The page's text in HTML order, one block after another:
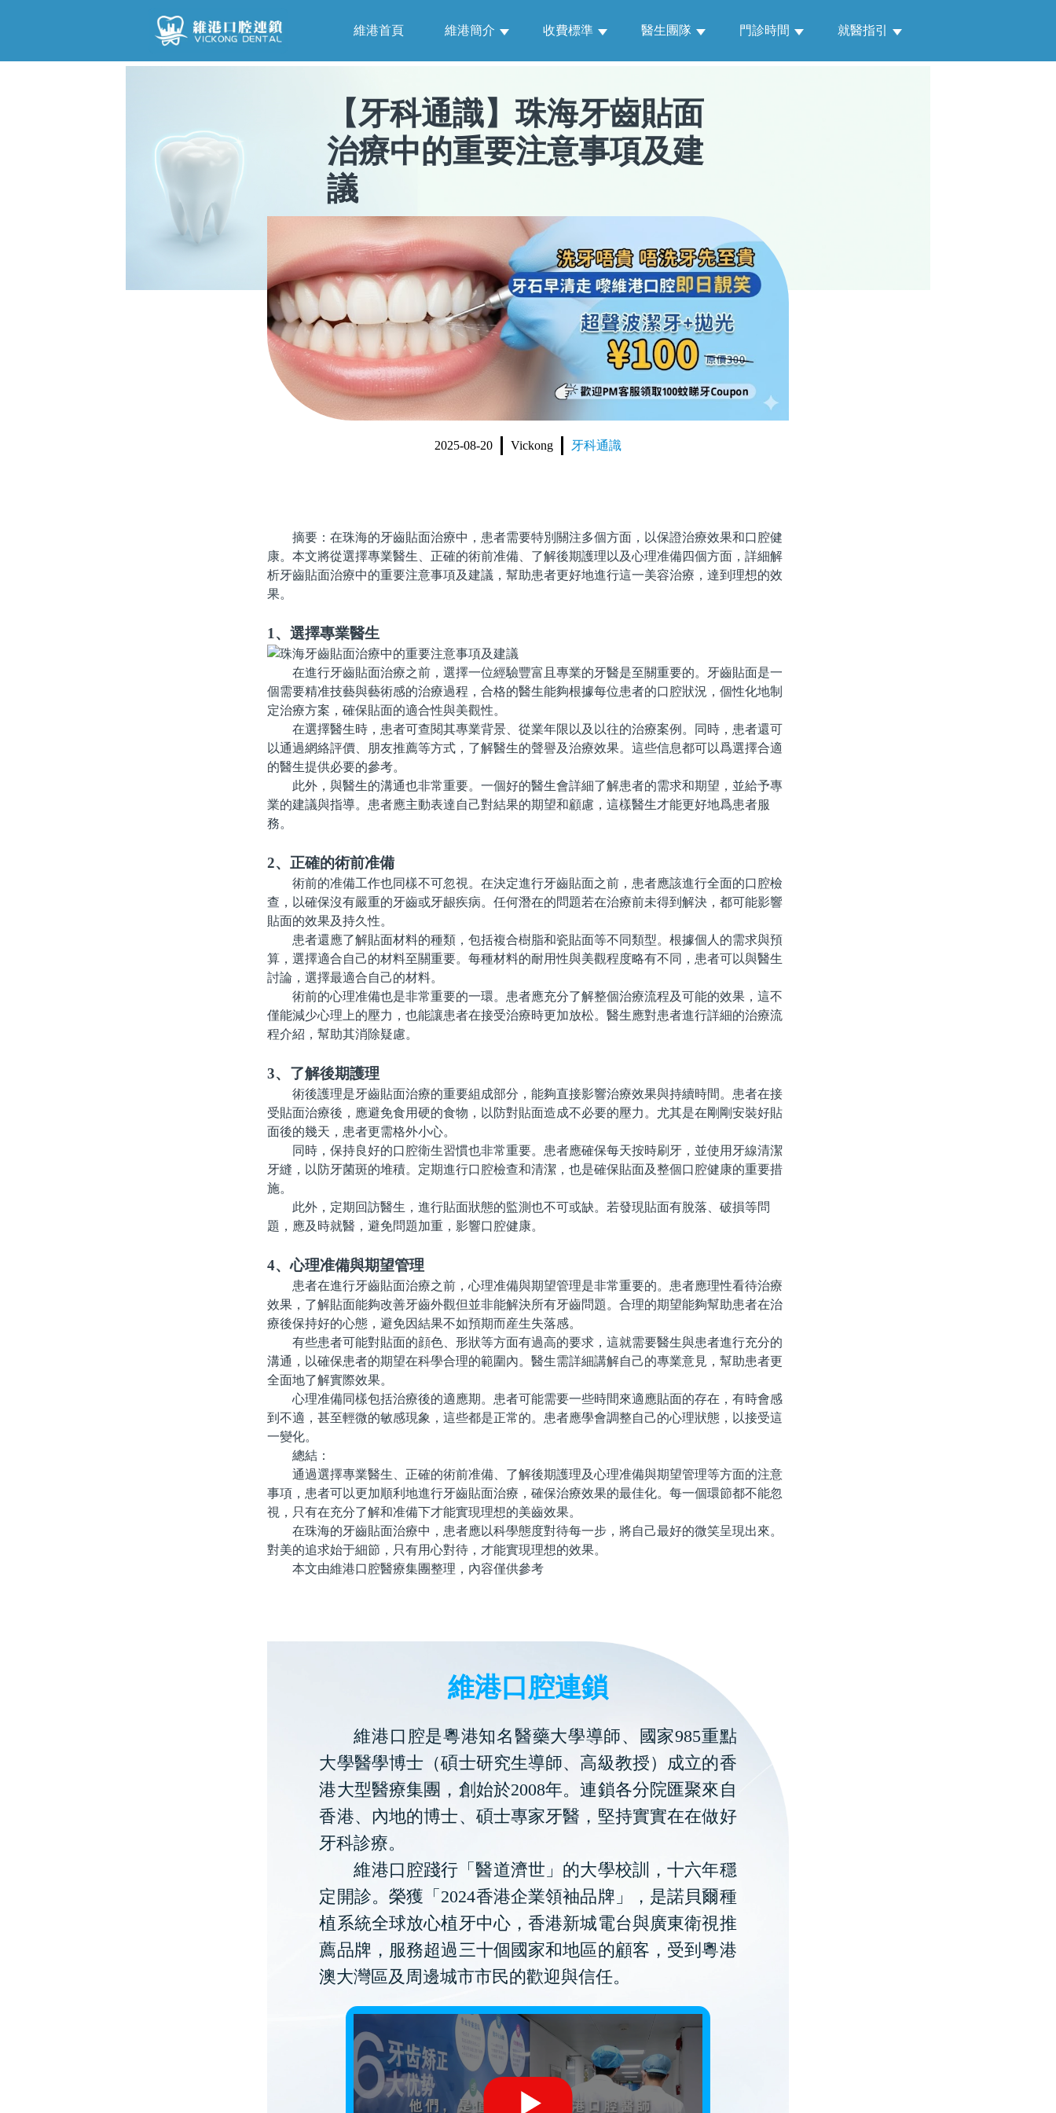
維港首頁 維港簡介 收費標準 醫生團隊 門診時間 就醫指引
【牙科通識】珠海牙齒貼面
治療中的重要注意事項及建
議
2025-08-20 Vickong 牙科通識
摘要：在珠海的牙齒貼面治療中，患者需要特別關注多個方面，以保證治療效果和口腔健
康。本文將從選擇專業醫生、正確的術前准備、了解後期護理以及心理准備四個方面，詳細解
析牙齒貼面治療中的重要注意事項及建議，幫助患者更好地進行這一美容治療，達到理想的效
果。
1、選擇專業醫生
在進行牙齒貼面治療之前，選擇一位經驗豐富且專業的牙醫是至關重要的。牙齒貼面是一
個需要精准技藝與藝術感的治療過程，合格的醫生能夠根據每位患者的口腔狀況，個性化地制
定治療方案，確保貼面的適合性與美觀性。
在選擇醫生時，患者可查閱其專業背景、從業年限以及以往的治療案例。同時，患者還可
以通過網絡評價、朋友推薦等方式，了解醫生的聲譽及治療效果。這些信息都可以爲選擇合適
的醫生提供必要的參考。
此外，與醫生的溝通也非常重要。一個好的醫生會詳細了解患者的需求和期望，並給予專
業的建議與指導。患者應主動表達自己對結果的期望和顧慮，這樣醫生才能更好地爲患者服
務。
2、正確的術前准備
術前的准備工作也同樣不可忽視。在決定進行牙齒貼面之前，患者應該進行全面的口腔檢
查，以確保沒有嚴重的牙齒或牙龈疾病。任何潛在的問題若在治療前未得到解決，都可能影響
貼面的效果及持久性。
患者還應了解貼面材料的種類，包括複合樹脂和瓷貼面等不同類型。根據個人的需求與預
算，選擇適合自己的材料至關重要。每種材料的耐用性與美觀程度略有不同，患者可以與醫生
討論，選擇最適合自己的材料。
術前的心理准備也是非常重要的一環。患者應充分了解整個治療流程及可能的效果，這不
僅能減少心理上的壓力，也能讓患者在接受治療時更加放松。醫生應對患者進行詳細的治療流
程介紹，幫助其消除疑慮。
3、了解後期護理
術後護理是牙齒貼面治療的重要組成部分，能夠直接影響治療效果與持續時間。患者在接
受貼面治療後，應避免食用硬的食物，以防對貼面造成不必要的壓力。尤其是在剛剛安裝好貼
面後的幾天，患者更需格外小心。
同時，保持良好的口腔衛生習慣也非常重要。患者應確保每天按時刷牙，並使用牙線清潔
牙縫，以防牙菌斑的堆積。定期進行口腔檢查和清潔，也是確保貼面及整個口腔健康的重要措
施。
此外，定期回訪醫生，進行貼面狀態的監測也不可或缺。若發現貼面有脫落、破損等問
題，應及時就醫，避免問題加重，影響口腔健康。
4、心理准備與期望管理
患者在進行牙齒貼面治療之前，心理准備與期望管理是非常重要的。患者應理性看待治療
效果，了解貼面能夠改善牙齒外觀但並非能解決所有牙齒問題。合理的期望能夠幫助患者在治
療後保持好的心態，避免因結果不如預期而産生失落感。
有些患者可能對貼面的顔色、形狀等方面有過高的要求，這就需要醫生與患者進行充分的
溝通，以確保患者的期望在科學合理的範圍內。醫生需詳細講解自己的專業意見，幫助患者更
全面地了解實際效果。
心理准備同樣包括治療後的適應期。患者可能需要一些時間來適應貼面的存在，有時會感
到不適，甚至輕微的敏感現象，這些都是正常的。患者應學會調整自己的心理狀態，以接受這
一變化。
總結：
通過選擇專業醫生、正確的術前准備、了解後期護理及心理准備與期望管理等方面的注意
事項，患者可以更加順利地進行牙齒貼面治療，確保治療效果的最佳化。每一個環節都不能忽
視，只有在充分了解和准備下才能實現理想的美齒效果。
在珠海的牙齒貼面治療中，患者應以科學態度對待每一步，將自己最好的微笑呈現出來。
對美的追求始于細節，只有用心對待，才能實現理想的效果。
本文由維港口腔醫療集團整理，內容僅供參考
維港口腔連鎖
維港口腔是粵港知名醫藥大學導師、國家985重點
大學醫學博士（碩士研究生導師、高級教授）成立的香
港大型醫療集團，創始於2008年。連鎖各分院匯聚來自
香港、內地的博士、碩士專家牙醫，堅持實實在在做好
牙科診療。
維港口腔踐行「醫道濟世」的大學校訓，十六年穩
定開診。榮獲「2024香港企業領袖品牌」，是諾貝爾種
植系統全球放心植牙中心，香港新城電台與廣東衛視推
薦品牌，服務超過三十個國家和地區的顧客，受到粵港
澳大灣區及周邊城市市民的歡迎與信任。